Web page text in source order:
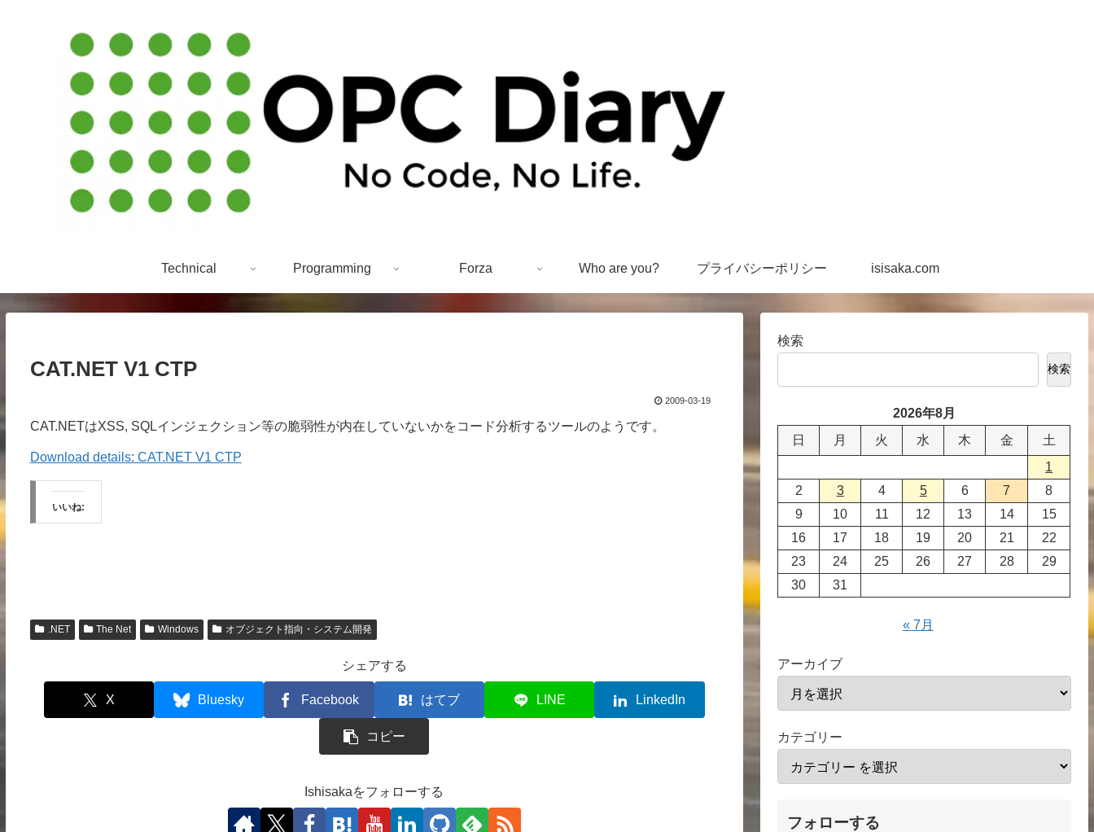
Technical Programming Forza Who are you? プライバシーポリシー isisaka.com
CAT.NET V1 CTP
2009-03-19
CAT.NETはXSS, SQLインジェクション等の脆弱性が内在していないかをコード分析するツールのようです。
Download details: CAT.NET V1 CTP
いいね:
.NET The Net Windows オブジェクト指向・システム開発
シェアする
X Bluesky Facebook はてブ LINE LinkedIn
コピー
Ishisakaをフォローする
検索
検索
2026年8月
日
月 火 水 木 金
土
1
2
3 4 5 6 7
8
9
10 11 12 13 14
15
16
17 18 19 20 21
22
23
24 25 26 27 28
29
30
31
« 7月
アーカイブ
カテゴリー
フォローする